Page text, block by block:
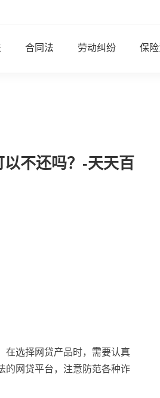
合同法 劳动纠纷 保
不还吗？-天天百
在选择网贷产品时，需要认真
的 网贷平台，注意防范各种诈